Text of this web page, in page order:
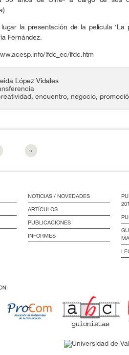
la presentación de la película ‘La
Fernández.
lfdc_ec/lfdc.htm
López Vidales
, encuentro, negocio,
››
NOTICIAS / NOVEDADES
ARTÍCULOS
PUBLICACIONES
INFORMES